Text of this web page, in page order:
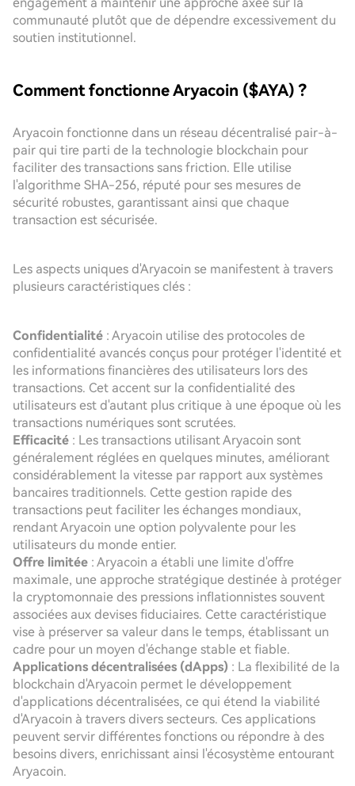
communauté plutôt que de dépendre excessivement du
soutien institutionnel.
Comment fonctionne Aryacoin ($AYA) ?
Aryacoin fonctionne dans un réseau décentralisé pair-à-
pair qui tire parti de la technologie blockchain pour
faciliter des transactions sans friction. Elle utilise
l'algorithme SHA-256, réputé pour ses mesures de
sécurité robustes, garantissant ainsi que chaque
transaction est sécurisée.
Les aspects uniques d'Aryacoin se manifestent à travers
plusieurs caractéristiques clés :
Confidentialité : Aryacoin utilise des protocoles de
confidentialité avancés conçus pour protéger l'identité et
les informations financières des utilisateurs lors des
transactions. Cet accent sur la confidentialité des
utilisateurs est d'autant plus critique à une époque où les
transactions numériques sont scrutées.
Efficacité : Les transactions utilisant Aryacoin sont
généralement réglées en quelques minutes, améliorant
considérablement la vitesse par rapport aux systèmes
bancaires traditionnels. Cette gestion rapide des
transactions peut faciliter les échanges mondiaux,
rendant Aryacoin une option polyvalente pour les
utilisateurs du monde entier.
Offre limitée : Aryacoin a établi une limite d'offre
maximale, une approche stratégique destinée à protéger
la cryptomonnaie des pressions inflationnistes souvent
associées aux devises fiduciaires. Cette caractéristique
vise à préserver sa valeur dans le temps, établissant un
cadre pour un moyen d'échange stable et fiable.
Applications décentralisées (dApps) : La flexibilité de la
blockchain d'Aryacoin permet le développement
d'applications décentralisées, ce qui étend la viabilité
d'Aryacoin à travers divers secteurs. Ces applications
peuvent servir différentes fonctions ou répondre à des
besoins divers, enrichissant ainsi l'écosystème entourant
Aryacoin.